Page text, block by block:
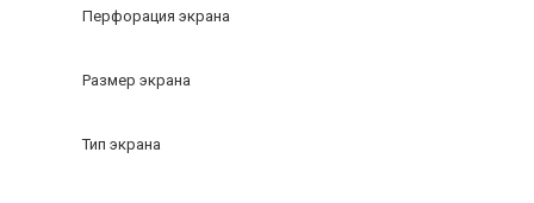
Перфорация экрана
Размер экрана
Тип экрана